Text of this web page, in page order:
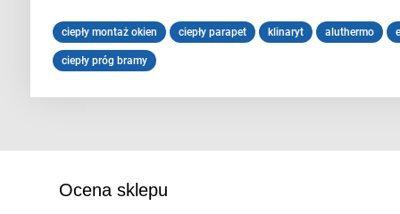
ciepły montaż okien ciepły parapet klinaryt aluthermo
ciepły próg bramy
Ocena sklepu